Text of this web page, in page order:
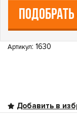
Артикул: 1630